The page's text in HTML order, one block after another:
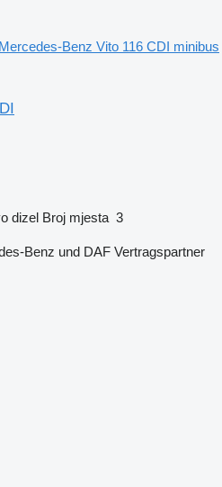
Mercedes-Benz Vito 116 CDI minibus
dizel Broj mjesta 3
Benz und DAF Vertragspartner